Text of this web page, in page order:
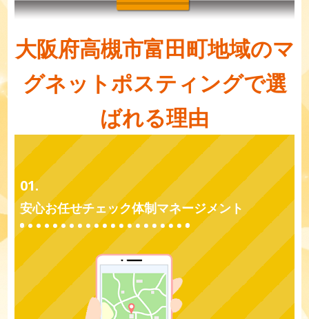
大阪府高槻市富田町地域のマ
グネットポスティングで選
ばれる理由
01.
安心お任せチェック体制マネージメント